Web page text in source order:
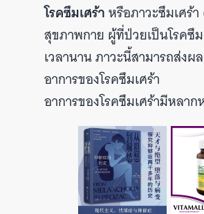
โรคซึมเศร้าหรือภาวะซึมเศร้
สุขภาพกาย ผู้ที่ป่วยเป็นโรคซึ
เวลานาน ภาวะนี้สามารถส่ง
อาการของโรคซึมเศร้า
อาการของโรคซึมเศร้ามีหล